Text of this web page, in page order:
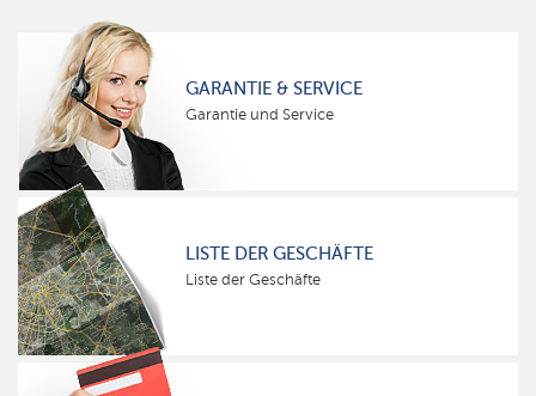
GARANTIE & SERVICE
Garantie und Service
LISTE DER GESCHÄFTE
Liste der Geschäfte